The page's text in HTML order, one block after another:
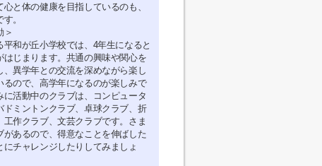
と体の健康を目指しているのも、
。
＞
平和が丘小学校では、4年生になると
はじまります。共通の興味や関心を
、異学年との交流を深めながら楽し
るので、高学年になるのが楽しみで
に活動中のクラブは、コンピュータ
ドミントンクラブ、卓球クラブ、折
工作クラブ、文芸クラブです。さま
があるので、得意なことを伸ばした
にチャレンジしたりしてみましょ